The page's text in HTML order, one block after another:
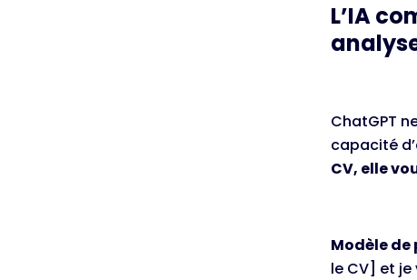
L’IA
ChatGPT
capacité
CV, elle
Modèle
le CV] et je